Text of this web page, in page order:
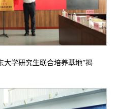
大学研究生联合培养基地”揭